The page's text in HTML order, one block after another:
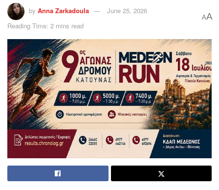
by Anna Zarkadoula
June 25, 2026
Reading Time: 2 mins read
AA